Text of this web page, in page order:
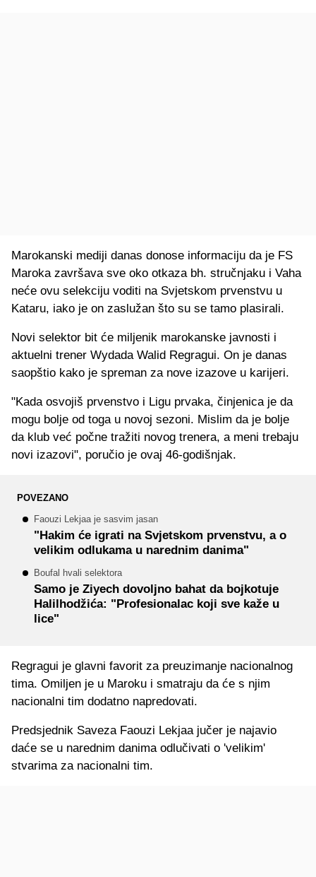
Marokanski mediji danas donose informaciju da je FS
Maroka završava sve oko otkaza bh. stručnjaku i Vaha
neće ovu selekciju voditi na Svjetskom prvenstvu u
Kataru, iako je on zaslužan što su se tamo plasirali.
Novi selektor bit će miljenik marokanske javnosti i
aktuelni trener Wydada Walid Regragui. On je danas
saopštio kako je spreman za nove izazove u karijeri.
"Kada osvojiš prvenstvo i Ligu prvaka, činjenica je da
mogu bolje od toga u novoj sezoni. Mislim da je bolje
da klub već počne tražiti novog trenera, a meni trebaju
novi izazovi", poručio je ovaj 46-godišnjak.
POVEZANO
Faouzi Lekjaa je sasvim jasan
"Hakim će igrati na Svjetskom prvenstvu, a o
velikim odlukama u narednim danima"
Boufal hvali selektora
Samo je Ziyech dovoljno bahat da bojkotuje
Halilhodžića: "Profesionalac koji sve kaže u
lice"
Regragui je glavni favorit za preuzimanje nacionalnog
tima. Omiljen je u Maroku i smatraju da će s njim
nacionalni tim dodatno napredovati.
Predsjednik Saveza Faouzi Lekjaa jučer je najavio
daće se u narednim danima odlučivati o 'velikim'
stvarima za nacionalni tim.